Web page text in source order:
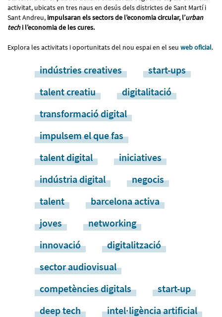
activitat, ubicats en tres naus en desús dels districtes de Sant Martí i
Sant Andreu, impulsaran els sectors de l’economia circular, l’urban
techi l’economia de les cures.
Explora les activitats i oportunitats del nou espai en el seu web oficial.
indústries creatives
start-ups
talent creatiu
digitalitació
transformació digital
impulsem el que fas
talent digital
iniciatives
indústria digital
negocis
talent
barcelona activa
joves
networking
innovació
digitalització
sector audiovisual
competències digitals
start-up
deep tech
intel·ligència artificial